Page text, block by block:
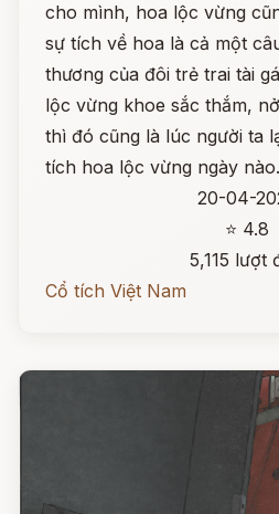
cho mình, hoa lộc vừng
sự tích về hoa là cả một
thương của đôi trẻ trai tài
lộc vừng khoe sắc thắm,
thì đó cũng là lúc người ta
tích hoa lộc vừng ngày nào.
20-04-
⭐ 4.8
5,115 lượt
Cổ tích Việt Nam